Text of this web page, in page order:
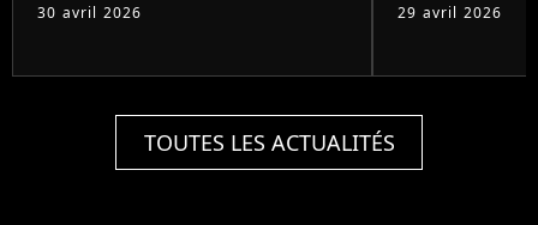
30 avril 2026 29 avril 2026
TOUTES LES ACTUALITÉS